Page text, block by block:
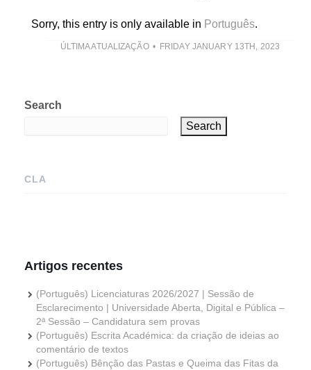
Sorry, this entry is only available in Português.
ÚLTIMA ATUALIZAÇÃO FRIDAY JANUARY 13TH, 2023
Search
Search
CLA
Artigos recentes
(Português) Licenciaturas 2026/2027 | Sessão de
Esclarecimento | Universidade Aberta, Digital e Pública –
2ª Sessão – Candidatura sem provas
(Português) Escrita Académica: da criação de ideias ao
comentário de textos
(Português) Bênção das Pastas e Queima das Fitas da